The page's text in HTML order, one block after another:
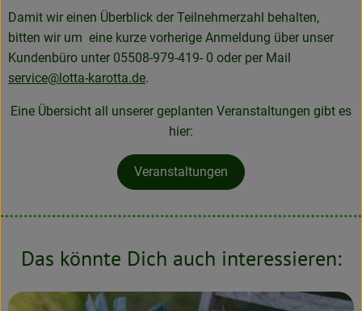
Damit wir einen Überblick der Teilnehmerzahl behalten,
bitten wir um eine kurze vorherige Anmeldung über unser
Kundenbüro unter 05508-979-419- 0 oder per Mail
service@lotta-karotta.de.
Eine Übersicht all unserer geplanten Veranstaltungen gibt es
hier:
Veranstaltungen
Das könnte Dich auch interessieren: